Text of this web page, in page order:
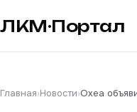
ЛКМ·Портал
Главная›Новости›Oxea